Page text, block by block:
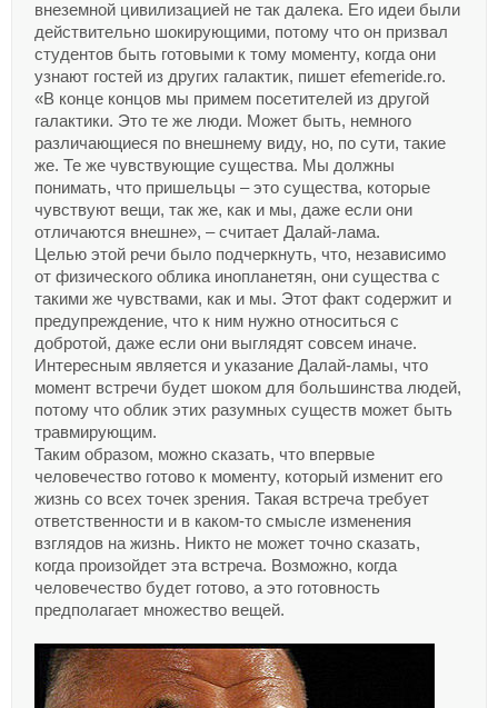
внеземной цивилизацией не так далека. Его идеи были
действительно шокирующими, потому что он призвал
студентов быть готовыми к тому моменту, когда они
узнают гостей из других галактик, пишет efemeride.ro.
«В конце концов мы примем посетителей из другой
галактики. Это те же люди. Может быть, немного
различающиеся по внешнему виду, но, по сути, такие
же. Те же чувствующие существа. Мы должны
понимать, что пришельцы – это существа, которые
чувствуют вещи, так же, как и мы, даже если они
отличаются внешне», – считает Далай-лама.
Целью этой речи было подчеркнуть, что, независимо
от физического облика инопланетян, они существа с
такими же чувствами, как и мы. Этот факт содержит и
предупреждение, что к ним нужно относиться с
добротой, даже если они выглядят совсем иначе.
Интересным является и указание Далай-ламы, что
момент встречи будет шоком для большинства людей,
потому что облик этих разумных существ может быть
травмирующим.
Таким образом, можно сказать, что впервые
человечество готово к моменту, который изменит его
жизнь со всех точек зрения. Такая встреча требует
ответственности и в каком-то смысле изменения
взглядов на жизнь. Никто не может точно сказать,
когда произойдет эта встреча. Возможно, когда
человечество будет готово, а это готовность
предполагает множество вещей.